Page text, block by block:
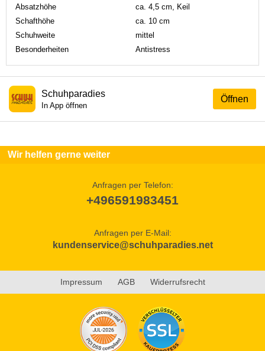
Absatzhöhe
ca. 4,5 cm, Keil
Schafthöhe
ca. 10 cm
Schuhweite
mittel
Besonderheiten
Antistress
Öffnen
Schuhparadies
In App öffnen
Wir helfen gerne weiter
Anfragen per Telefon:
+496591983451
Anfragen per E-Mail:
kundenservice@schuhparadies.net
Impressum AGB Widerrufsrecht